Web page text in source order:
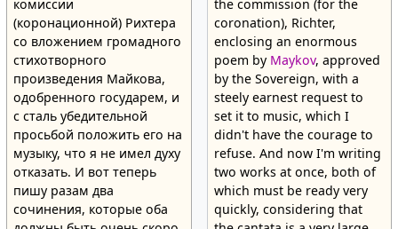
комиссии
(коронационной) Рихтера
со вложением громадного
стихотворного
произведения Майкова,
одобренного государем, и
с сталь убедительной
просьбой положить его на
музыку, что я не имел духу
отказать. И вот теперь
пишу разам два
сочинения, которые оба
the commission (for the
coronation), Richter,
enclosing an enormous
poem by Maykov, approved
by the Sovereign, with a
steely earnest request to
set it to music, which I
didn't have the courage to
refuse. And now I'm writing
two works at once, both of
which must be ready very
quickly, considering that